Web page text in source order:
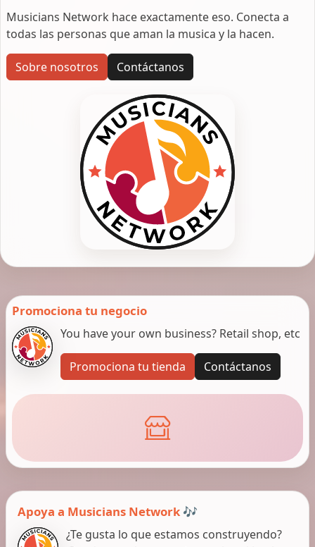
Musicians Network hace exactamente eso. Conecta a
todas las personas que aman la musica y la hacen.
Sobre nosotros Contáctanos
Promociona tu negocio
You have your own business? Retail shop, etc
Promociona tu tienda Contáctanos
Apoya a Musicians Network 🎶
¿Te gusta lo que estamos construyendo?